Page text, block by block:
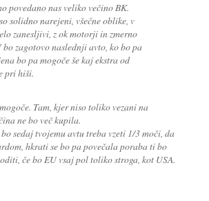
povedano nas veliko večino BK.
solidno narejeni, všečne oblike, v
zanesljivi, z ok motorji in zmerno
bo zagotovo naslednji avto, ko bo pa
bo pa mogoče še kaj ekstra od
pri hiši.
Tam, kjer niso toliko vezani na
ne bo več kupila.
sedaj tvojemu avtu treba vzeti 1/3 moči, da
hkrati se bo pa povečala poraba ti bo
če bo EU vsaj pol toliko stroga, kot USA.